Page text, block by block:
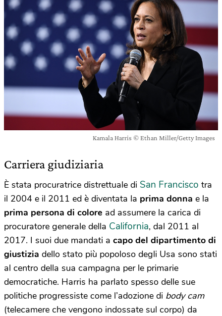
Kamala Harris © Ethan Miller/Getty Images
Carriera giudiziaria
È stata procuratrice distrettuale di San Francisco tra
il 2004 e il 2011 ed è diventata la prima donna e la
prima persona di colore ad assumere la carica di
procuratore generale della California, dal 2011 al
2017. I suoi due mandati a capo del dipartimento di
giustizia dello stato più popoloso degli Usa sono stati
al centro della sua campagna per le primarie
democratiche. Harris ha parlato spesso delle sue
politiche progressiste come l’adozione di body cam
(telecamere che vengono indossate sul corpo) da